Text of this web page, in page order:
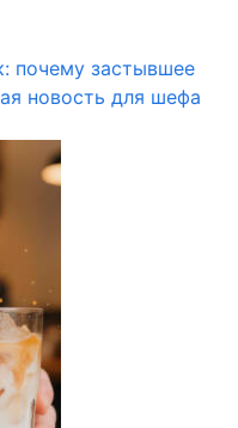
почему застывшее
новость для шефа